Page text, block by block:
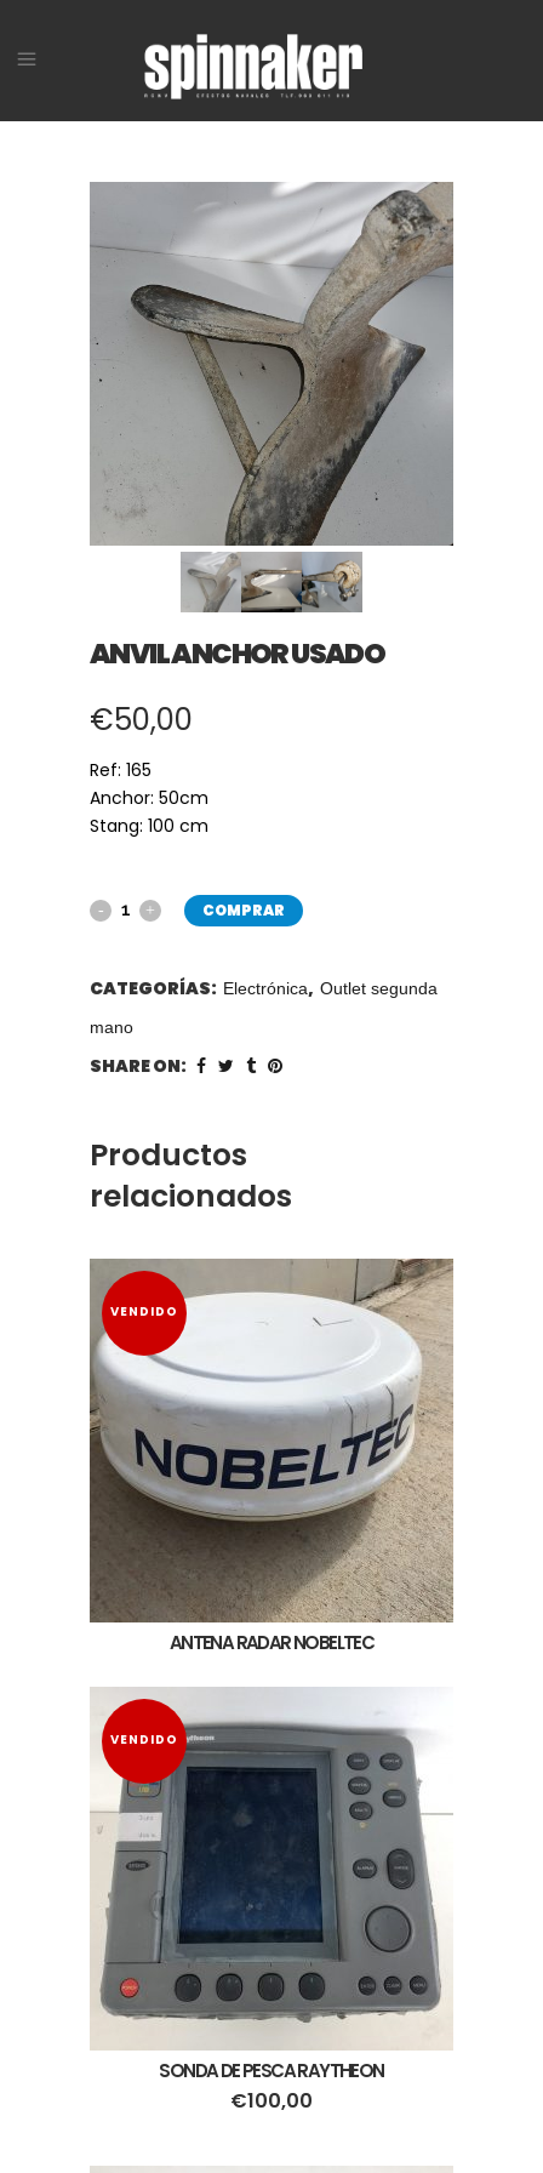
ANVIL ANCHOR USADO
€50,00
Ref: 165
Anchor: 50cm
Stang: 100 cm
COMPRAR
CATEGORÍAS: Electrónica, Outlet segunda
mano
SHARE ON:
Productos
relacionados
VENDIDO
ANTENA RADAR NOBELTEC
VENDIDO
SONDA DE PESCA RAYTHEON
€100,00